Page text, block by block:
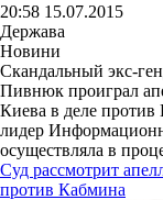
20:58 15.07.2015
Держава
Новини
Скандальный экс-
Пивнюк проиграл
Киева в деле
лидер
осуществляла в
Суд рассмотрит
против Кабмина